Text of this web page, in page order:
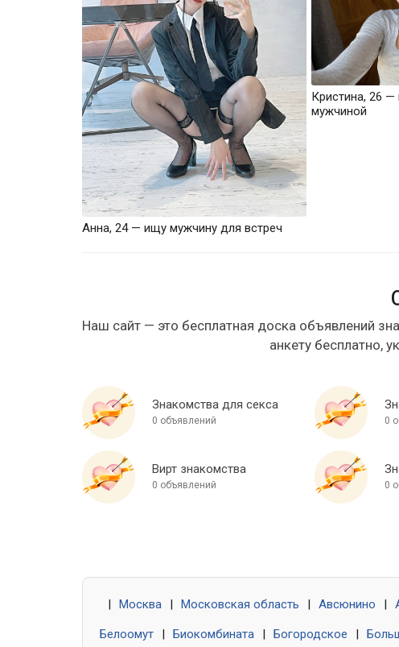
Анна, 24 — ищу мужчину для встреч
Кристина, 26
мужчиной
Наш сайт — это бесплатная доска объявлений
анкету бесплатно,
Знакомства для секса
0 объявлений 0
Вирт знакомства
0 объявлений 0
Москва Московская область Авсюнино
Белоомут Биокомбината Богородское